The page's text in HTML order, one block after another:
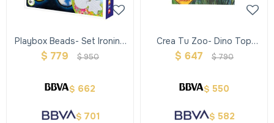
Playbox Beads- Set Ironing
Beads 2000 p - Glow
$ 779 $950
$ 662
$ 701
Crea Tu Zoo- Dino Top
Model
$ 647 $790
$ 550
$ 582